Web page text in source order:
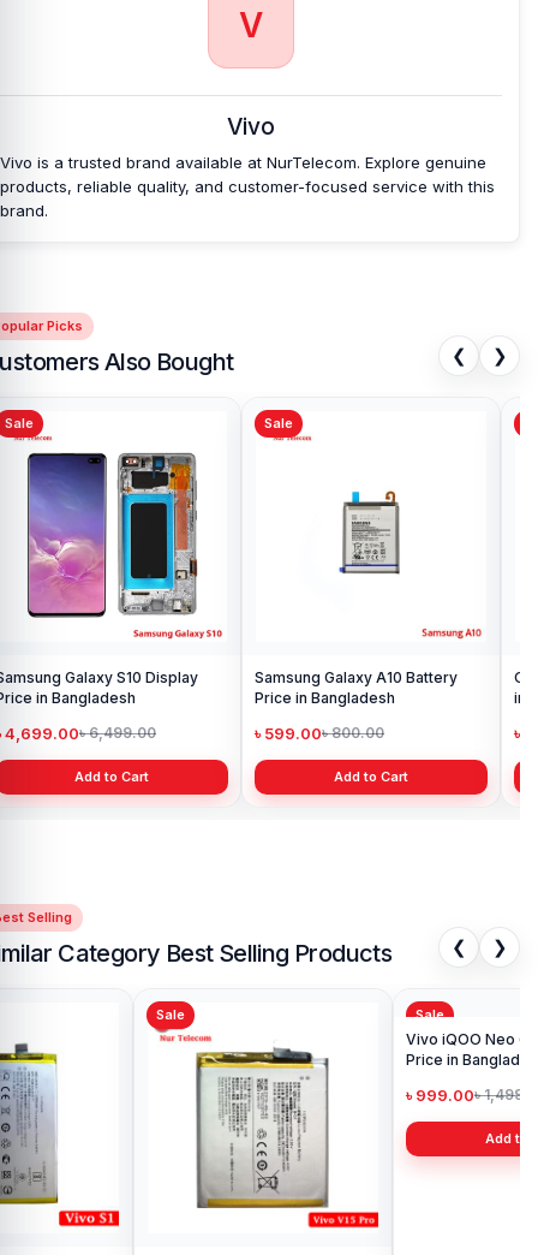
V
Vivo
Vivo is a trusted brand available at NurTelecom. Explore genuine
products, reliable quality, and customer-focused service with this
brand.
Picks
Also Bought ❮ ❯
Sale
Galaxy S10 Display
in Bangladesh
4,699.00৳ 6,499.00
Add to Cart
Sale
Samsung Galaxy A10 Battery
Price in Bangladesh
৳ 599.00৳ 800.00
Add to Cart
in
৳
Selling
Category Best Selling Products ❮ ❯
৳